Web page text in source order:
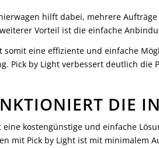
hilft dabei, mehrere
Vorteil ist die einfache
somit eine effiziente und einfache
Pick by Light verbessert deutlich
DIE
eine kostengünstige und einfache
mit Pick by Light ist mit minimalem